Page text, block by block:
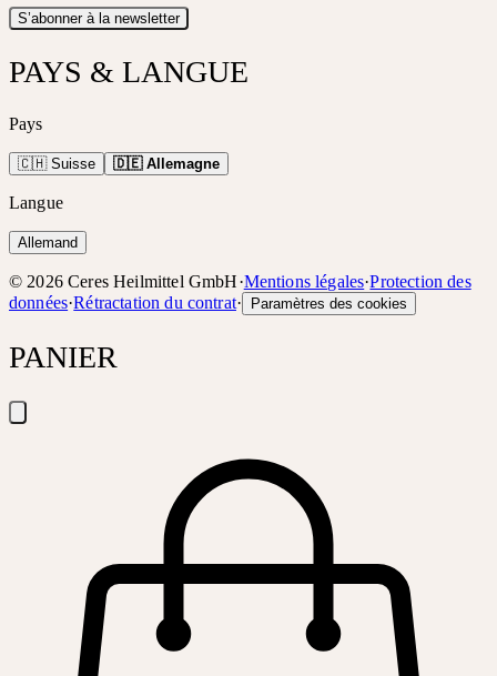
S’abonner à la newsletter
PAYS & LANGUE
Pays
🇨🇭 Suisse 🇩🇪 Allemagne
Langue
Allemand
© 2026 Ceres Heilmittel GmbH·Mentions légales·Protection des
données·Rétractation du contrat· Paramètres des cookies
PANIER